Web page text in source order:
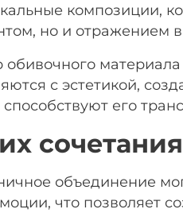
композиции,
но и отражением
с эстетикой,
его
сочетания
объединение
что позволяет